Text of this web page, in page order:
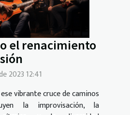
el renacimiento
2023 12:41
vibrante cruce de caminos
la improvisación, la